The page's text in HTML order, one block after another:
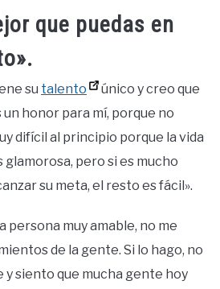
que puedas en
su talento
único y creo que
honor para mí, porque no
difícil al principio porque la vida
pero si es mucho
su meta, el resto es fácil».
persona muy amable, no me
de la gente. Si lo hago, no
siento que mucha gente hoy